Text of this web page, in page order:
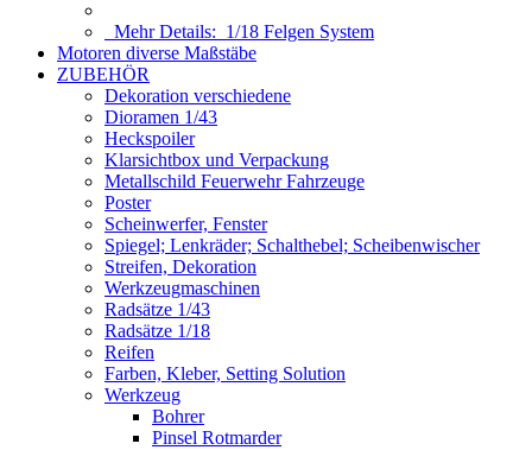
Mehr Details: 1/18 Felgen System
Motoren diverse Maßstäbe
ZUBEHÖR
Dekoration verschiedene
Dioramen 1/43
Heckspoiler
Klarsichtbox und Verpackung
Metallschild Feuerwehr Fahrzeuge
Poster
Scheinwerfer, Fenster
Spiegel; Lenkräder; Schalthebel; Scheibenwischer
Streifen, Dekoration
Werkzeugmaschinen
Radsätze 1/43
Radsätze 1/18
Reifen
Farben, Kleber, Setting Solution
Werkzeug
Bohrer
Pinsel Rotmarder